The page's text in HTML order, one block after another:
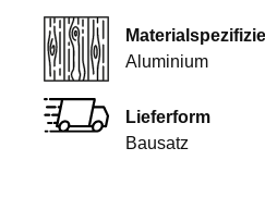
Aluminium
Lieferform
Bausatz